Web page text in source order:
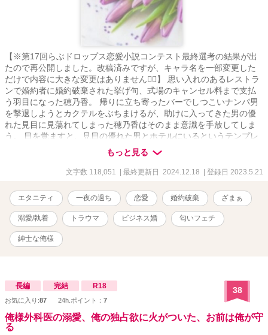
【※第17回らぶドロップス恋愛小説コンテスト最終選考の結果が出
たので再公開しました。改稿済みですが、キャラ名を一部変更した
だけで内容に大きな変更はありません🙇‍♀️】 思い入れのあるレストラ
ンで婚約者に婚約破棄された挙げ句、式場のキャンセル料まで支払
う羽目になった穂乃香。 帰りに立ち寄ったバーでしつこいナンパ男
を撃退しようとカクテルをぶちまけるが、助けに入ってきた男の優
れた見目に見蕩れてしまった穂乃香はそのまま意識を手放してしま
う。 目を覚ますと、見目の優れた男とホテルにいるというテンプレ
展開が待ち受けていたばかりか、紳士だとばかり思っていた男から
の予期せぬ変態発言により思いもよらない事態に……！ 数ヶ月後、
心機一転転職した穂乃香は、どういうわけか社長の第二秘書に抜擢
と一夜を共にした、あの変態男だった。 しかも、穂乃香の醸し出す
香りに一目惚れならぬ〝一嗅ぎ惚れ〟をしたという社長から、いき
なりプロポーズされて、〝業務の一環としてのビジネス婚〟に仕方
なく応じたはずが……､驚くほどの誠実さと優しさで頑なだった心を
蕩かされ、甘い美声と香りに惑わされ、時折みせるギャップと強引
さで熱く激しく翻弄されてーー 嗅覚に優れた紳士な俺様社長と男性
ノウチカナタ）３２歳・働きたい企業ランキングトップを独占する
大手総合電機メーカー「竹野内グループ」の社長・海外帰りの超絶
ハイスペックなイケメン御曹司・優れた嗅覚の持ち主 ＊葛城穂乃香
（カツラギホノカ）２７歳・男性不信の生真面目秘書・過去のトラ
ウマから地味な装いを徹底している .。.:*・゜＋.。.:*・゜
もっと見る
文字数 118,051 | 最終更新日 2024.12.18 | 登録日 2023.5.21
エタニティ 一夜の過ち 恋愛 婚約破棄 ざまぁ
溺愛/執着 トラウマ ビジネス婚 匂いフェチ
紳士な俺様
長編 完結 R18
お気に入り:87 24h.ポイント： 7
38
俺様外科医の溺愛、俺の独占欲に火がついた、お前は俺が守
る